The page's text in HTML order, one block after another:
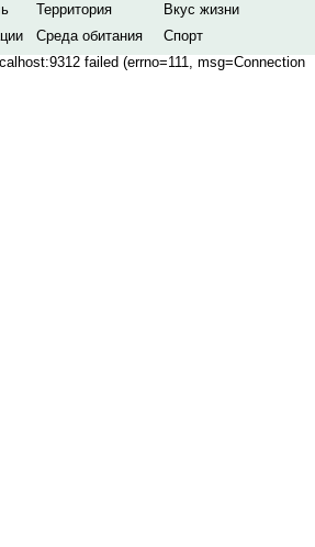
Территория
Вкус жизни
Среда обитания
Спорт
failed (errno=111, msg=Connection